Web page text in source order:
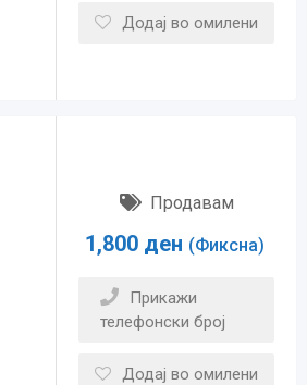
Додај во омилени
Продавам
1,800 ден (Фиксна)
Прикажи
телефонски број
Додај во омилени